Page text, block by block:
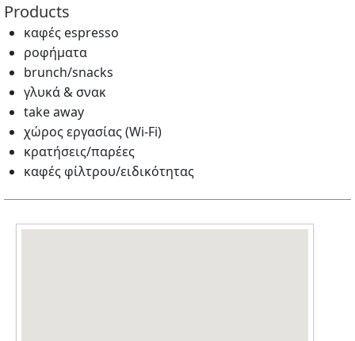
Products
καφές espresso
ροφήματα
brunch/snacks
γλυκά & σνακ
take away
χώρος εργασίας (Wi‑Fi)
κρατήσεις/παρέες
καφές φίλτρου/ειδικότητας